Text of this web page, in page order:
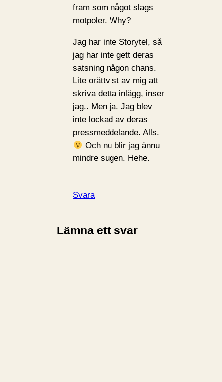
fram som något slags
motpoler. Why?
Jag har inte Storytel, så
jag har inte gett deras
satsning någon chans.
Lite orättvist av mig att
skriva detta inlägg, inser
jag.. Men ja. Jag blev
inte lockad av deras
pressmeddelande. Alls.
Och nu blir jag ännu
mindre sugen. Hehe.
Svara
Lämna ett svar